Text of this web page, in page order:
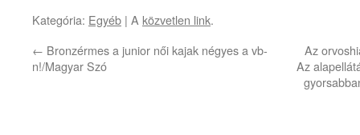
Kategória: Egyéb | A közvetlen link.
← Bronzérmes a junior női kajak négyes a vb-
n!/Magyar Szó
Az
Az